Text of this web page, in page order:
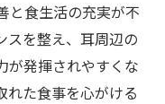
と食生活の充実が不
スを整え、耳周辺の
が発揮されやすくな
れた食事を心がける